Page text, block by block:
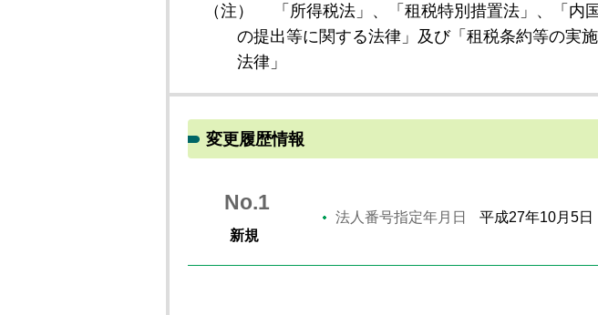
（注）
「所得税法」、「租税特別措置法」、「
の提出等に関する法律」及び「租税条約等の実
法律」
変更履歴情報
No.1
新規
法人番号指定年月日 平成27年10月5日